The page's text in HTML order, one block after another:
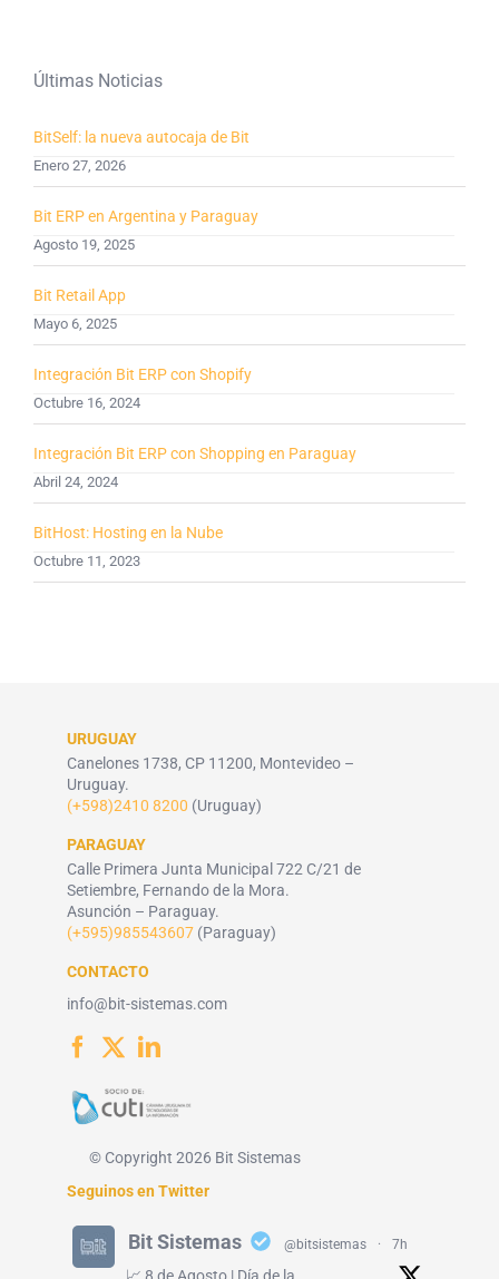
Últimas Noticias
BitSelf: la nueva autocaja de Bit
Enero 27, 2026
Bit ERP en Argentina y Paraguay
Agosto 19, 2025
Bit Retail App
Mayo 6, 2025
Integración Bit ERP con Shopify
Octubre 16, 2024
Integración Bit ERP con Shopping en Paraguay
Abril 24, 2024
BitHost: Hosting en la Nube
Octubre 11, 2023
URUGUAY
Canelones 1738, CP 11200, Montevideo –
Uruguay.
(+598)2410 8200 (Uruguay)
PARAGUAY
Calle Primera Junta Municipal 722 C/21 de
Setiembre, Fernando de la Mora.
Asunción – Paraguay.
(+595)985543607 (Paraguay)
CONTACTO
info@bit-sistemas.com
© Copyright 2026 Bit Sistemas
Seguinos en Twitter
Bit Sistemas @bitsistemas · 7h
📈 8 de Agosto | Día de la